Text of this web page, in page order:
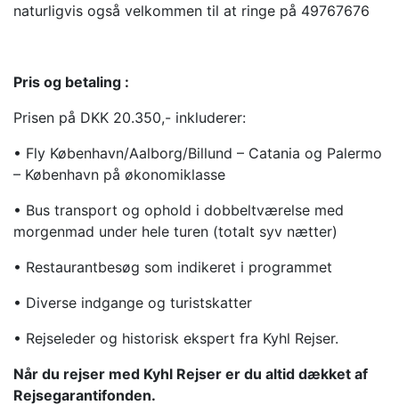
naturligvis også velkommen til at ringe på 49767676
Pris og betaling :
Prisen på DKK 20.350,- inkluderer:
• Fly København/Aalborg/Billund – Catania og Palermo
– København på økonomiklasse
• Bus transport og ophold i dobbeltværelse med
morgenmad under hele turen (totalt syv nætter)
• Restaurantbesøg som indikeret i programmet
• Diverse indgange og turistskatter
• Rejseleder og historisk ekspert fra Kyhl Rejser.
Når du rejser med Kyhl Rejser er du altid dækket af
Rejsegarantifonden.